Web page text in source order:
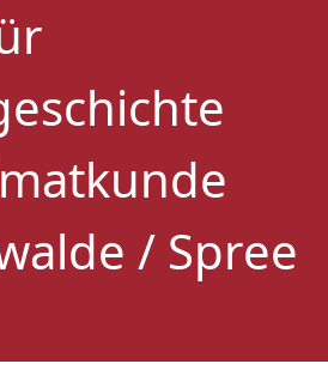
/ Spree